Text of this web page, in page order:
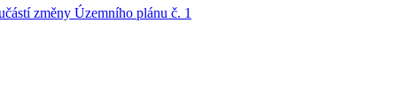
změny Územního plánu č. 1